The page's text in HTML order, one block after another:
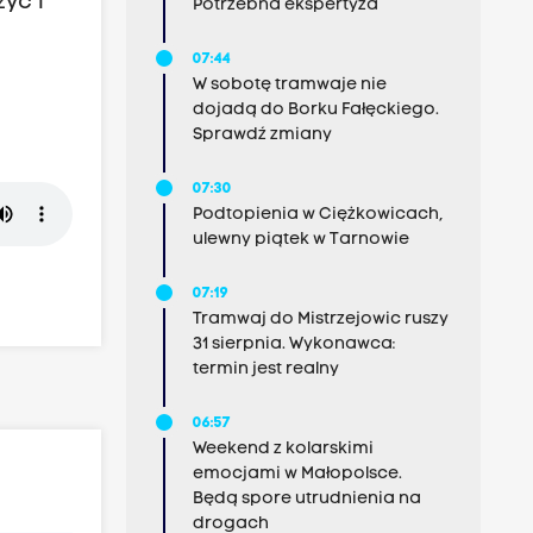
Potrzebna ekspertyza
07:44
W sobotę tramwaje nie
dojadą do Borku Fałęckiego.
Sprawdź zmiany
07:30
Podtopienia w Ciężkowicach,
ulewny piątek w Tarnowie
07:19
Tramwaj do Mistrzejowic ruszy
31 sierpnia. Wykonawca:
termin jest realny
06:57
Weekend z kolarskimi
emocjami w Małopolsce.
Będą spore utrudnienia na
drogach